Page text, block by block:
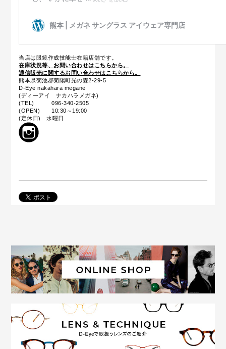
当店は眼鏡作成技能士在籍店舗です。
在庫状況等、お問い合わせはこちらから。
通信販売に関するお問い合わせはこちらから。
熊本県菊池郡菊陽町光の森2-29-5
D-Eye nakahara megane
(ディーアイ ナカハラメガネ)
(TEL) 096-340-2505
(OPEN) 10:30～19:00
(定休日) 水曜日